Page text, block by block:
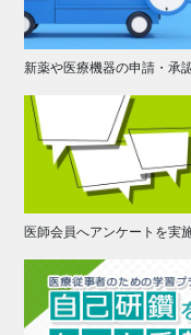
新薬や医療機器の申請・承
医師会員へアンケートを実